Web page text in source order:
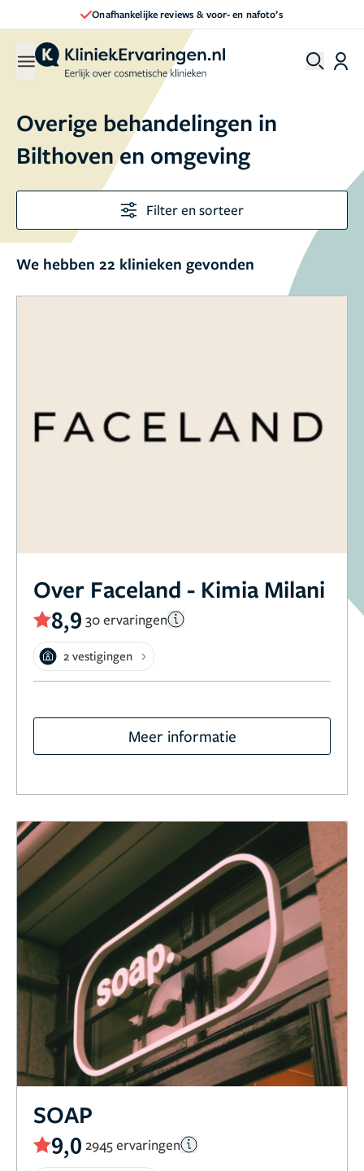
Direct een afspraak maken
Overige behandelingen in
Bilthoven en omgeving
Filter en sorteer
We hebben 22 klinieken gevonden
Over Faceland - Kimia Milani
8,9 30 ervaringen
2 vestigingen
Meer informatie
SOAP
9,0 2945 ervaringen